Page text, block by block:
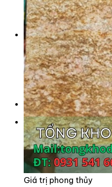
Đá Ốp Thang Máy
Đá Ốp Bàn Bếp
Đá Ốp Bếp Tự
Tranh đá
Tranh Đá Granite
Tranh Đá Marble
Tranh Đá Sơn
Tranh Đá Thạch
Tranh Đá Xuyên
Vách Tivi ỐP Đá
Đá Nhân Tạo
0
Giỏ hàng
Chưa có sản phẩm
Giá trị phong thủy